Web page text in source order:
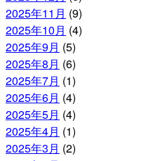
2025年11月 (9)
2025年10月 (4)
2025年9月 (5)
2025年8月 (6)
2025年7月 (1)
2025年6月 (4)
2025年5月 (4)
2025年4月 (1)
2025年3月 (2)